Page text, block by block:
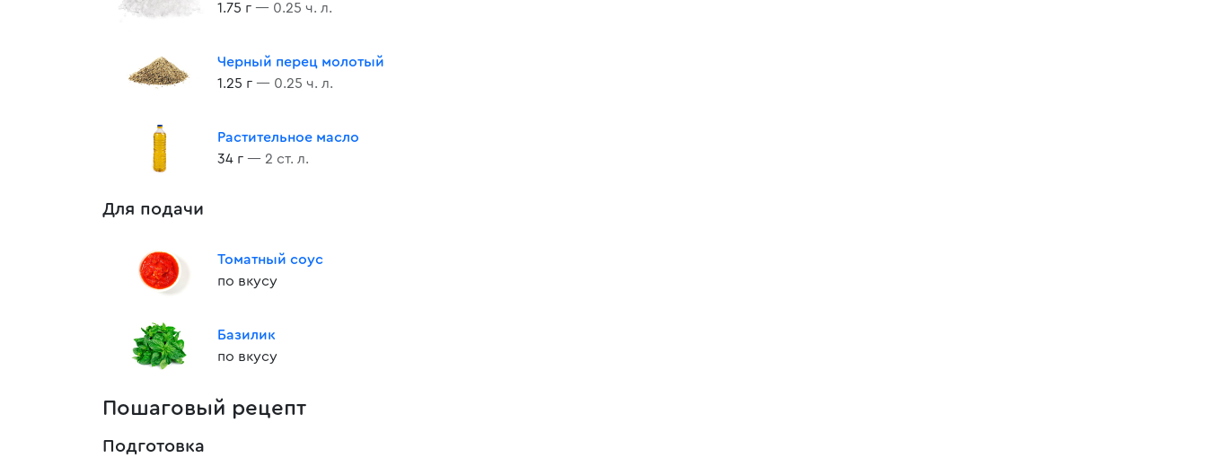
1.75 г — 0.25 ч. л.
Черный перец молотый
1.25 г — 0.25 ч. л.
Растительное масло
34 г — 2 ст. л.
Для подачи
Томатный соус
по вкусу
Базилик
по вкусу
Пошаговый рецепт
Подготовка